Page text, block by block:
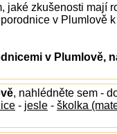
jaké zkušenosti mají
v Plumlově
v Plumlově,
, nahlédněte sem -
- jesle - školka